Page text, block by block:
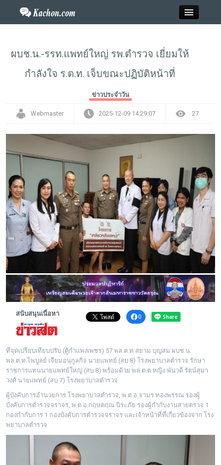
Home
สังคมออนไลน์
พระดอทกะฉ่อน
กะฉ่อนช้อปปิ้ง
ติดต่อ
ผบช.น.-รรท.แพทย์ใหญ่ รพ.ตำรวจ เยี่ยมให้
กำลังใจ ร.ต.ท. เจ็บขณะปฏิบัติหน้าที่
ข่าวประจำวัน
Webmaster 2025-12-09 14:29:07 27
สนับสนุนเนื่อหา 0
ที่จุดเปรียบเทียบปรับ (ตู้กำแพงเพชร) 57 พล.ต.ท.สยาม บุญสม ผบช.น.
พล.ต.ท.ไพบูลย์ เจียมอนุกูลกิจ นายแพทย์ (สบ 8) โรงพยาบาลตำรวจ รักษา
ราชการแทนนายแพทย์ใหญ่ (สบ 8) พร้อมด้วย พล.ต.ต.หญิง พันวดี รัตน์สุมา
วงศ์ นายแพทย์ (สบ 7) โรงพยาบาลตำรวจ
ผู้บังคับการอำนวยการ โรงพยาบาลตำรวจ, พ.ต.อ.จามร ทองพรรณ รองผู้
บังคับการตำรวจจราจร, พ.ต.อ.กฤษตฤณ นิระภัย รองผู้กำกับงานสายตรวจ 1
กองกำกับการ 1 กองบังคับการตำรวจจราจร และเจ้าหน้าที่ที่เกี่ยวข้องจาก โรง
พยาบาลตำรวจ